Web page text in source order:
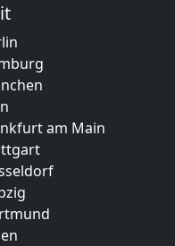
am Main